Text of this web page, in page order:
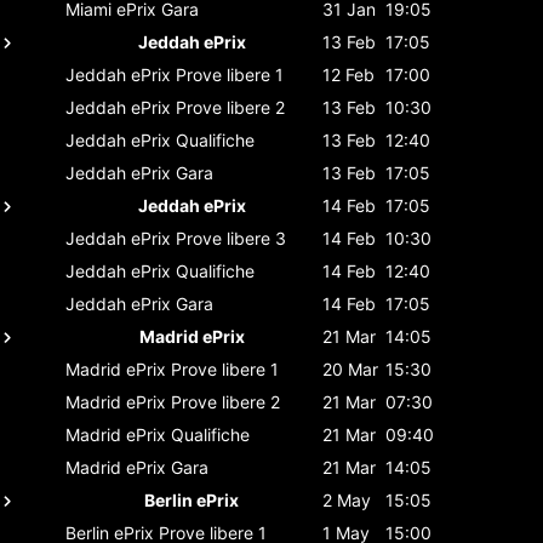
Miami ePrix Gara 31 Jan 19:05
Jeddah ePrix
13 Feb 17:05
Jeddah ePrix Prove libere 1 12 Feb 17:00
Jeddah ePrix Prove libere 2 13 Feb 10:30
Jeddah ePrix Qualifiche 13 Feb 12:40
Jeddah ePrix Gara 13 Feb 17:05
Jeddah ePrix
14 Feb 17:05
Jeddah ePrix Prove libere 3 14 Feb 10:30
Jeddah ePrix Qualifiche 14 Feb 12:40
Jeddah ePrix Gara 14 Feb 17:05
Madrid ePrix
21 Mar 14:05
Madrid ePrix Prove libere 1 20 Mar 15:30
Madrid ePrix Prove libere 2 21 Mar 07:30
Madrid ePrix Qualifiche 21 Mar 09:40
Madrid ePrix Gara 21 Mar 14:05
Berlin ePrix
2 May
15:05
Berlin ePrix Prove libere 1 1 May 15:00